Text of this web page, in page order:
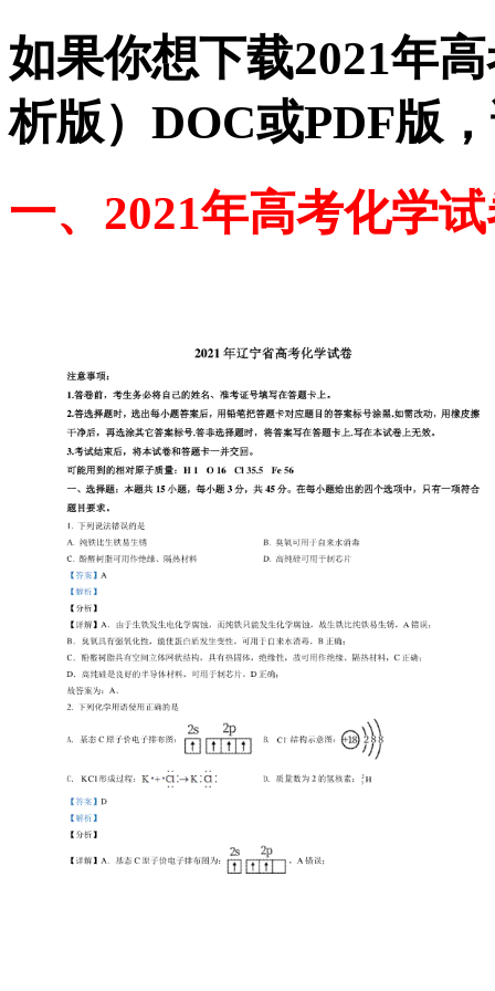
如果你想下载2021年
析版）DOC或PDF版
一、2021年高考化学